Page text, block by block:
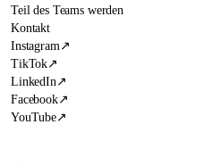
Teil des Teams werden
Kontakt
Instagram↗
TikTok↗
LinkedIn↗
Facebook↗
YouTube↗